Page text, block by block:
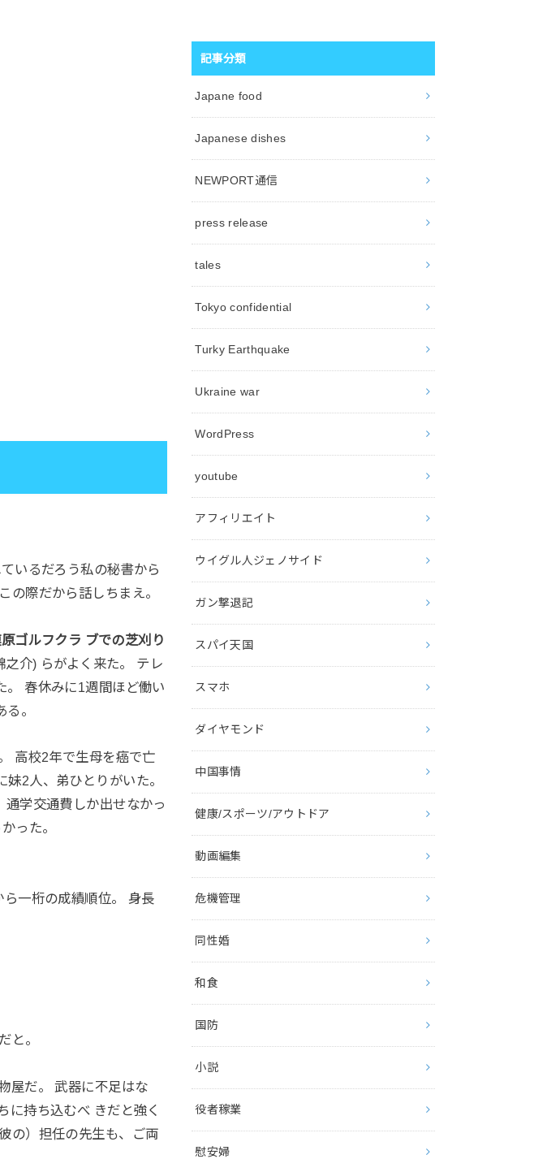
いるだろう私の秘書から
の際だから話しちまえ。
ゴルフクラ ブでの芝刈り
介) らがよく来た。 テレ
。 春休みに1週間ほど働い
。
高校2年で生母を癌で亡
2人、弟ひとりがいた。
学交通費しか出せなかっ
った。
一桁の成績順位。 身長
と。
屋だ。 武器に不足はな
に持ち込むべ きだと強く
の）担任の先生も、ご両
記事分類
Japane food
Japanese dishes
NEWPORT通信
press release
tales
Tokyo confidential
Turky Earthquake
Ukraine war
WordPress
youtube
アフィリエイト
ウイグル人ジェノサイド
ガン撃退記
スパイ天国
スマホ
ダイヤモンド
中国事情
健康/スポーツ/アウトドア
動画編集
危機管理
同性婚
和食
国防
小説
役者稼業
慰安婦